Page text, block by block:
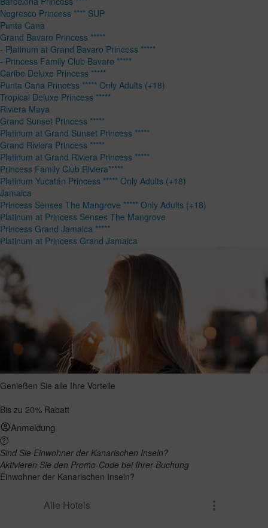
Negresco Princess **** SUP
Punta Cana
Grand Bavaro Princess *****
- Platinum at Grand Bavaro Princess *****
- Princess Family Club Bavaro *****
Caribe Deluxe Princess *****
Punta Cana Princess ***** Only Adults (+18)
Tropical Deluxe Princess *****
Riviera Maya
Grand Sunset Princess *****
Platinum at Grand Sunset Princess *****
Grand Riviera Princess *****
Platinum at Grand Riviera Princess *****
Princess Family Club Riviera*****
Platinum Yucatán Princess ***** Only Adults (+18)
Jamaica
Princess Senses The Mangrove ***** Only Adults (+18)
Platinum at Princess Senses The Mangrove
Princess Grand Jamaica *****
Platinum at Princess Grand Jamaica
Genießen Sie alle Ihre Vorteile
Bis zu 20% Rabatt
Anmeldung
Sind Sie Einwohner der Kanarischen Inseln?
Aktivieren Sie den Promo-Code bei Ihrer Buchung
Einwohner der Kanarischen Inseln?
Alle Hotels